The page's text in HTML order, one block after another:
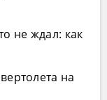
не ждал: как
на